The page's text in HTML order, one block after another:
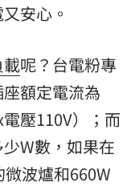
安心。
載呢？台電粉專
額定電流為
壓110V）；而
W數，如果在
波爐和660W